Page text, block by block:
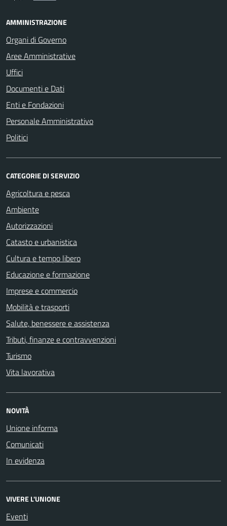
AMMINISTRAZIONE
Organi di Governo
Aree Amministrative
Uffici
Documenti e Dati
Enti e Fondazioni
Personale Amministrativo
Politici
CATEGORIE DI SERVIZIO
Agricoltura e pesca
Ambiente
Autorizzazioni
Catasto e urbanistica
Cultura e tempo libero
Educazione e formazione
Imprese e commercio
Mobilità e trasporti
Salute, benessere e assistenza
Tributi, finanze e contravvenzioni
Turismo
Vita lavorativa
NOVITÀ
Unione informa
Comunicati
In evidenza
VIVERE L'UNIONE
Eventi